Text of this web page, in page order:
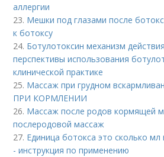
аллергии
23. Мешки под глазами после
к ботоксу
24. Ботулотоксин механизм
перспективы использования
клинической практике
25. Массаж при грудном
ПРИ КОРМЛЕНИИ
26. Массаж после родов кормящей
послеродовой массаж
27. Единица ботокса это сколько
- инструкция по применению